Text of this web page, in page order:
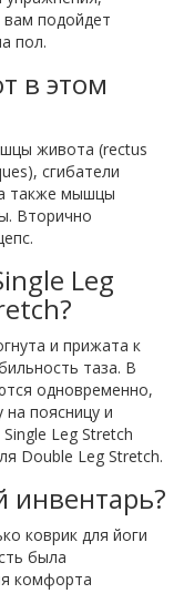
подойдет
пол.
в этом
живота (rectus
сгибатели
также мышцы
Вторично
Leg
и прижата к
таза. В
одновременно,
на поясницу и
Leg Stretch
Double Leg Stretch.
коврик для йоги
была
комфорта